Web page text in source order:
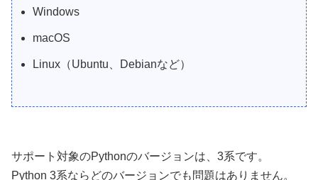
Windows
macOS
Linux（Ubuntu、Debianなど）
サポート対象のPythonのバージョンは、3系です。
Python 3系ならどのバージョンでも問題はありません。